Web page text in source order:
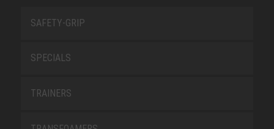
SAFETY-GRIP
SPECIALS
TRAINERS